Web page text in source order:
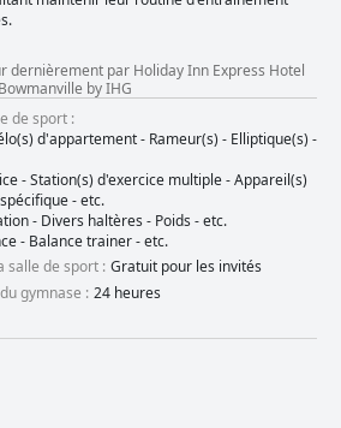
des hébergements. **Propreté** :
sont la marque de fabrique de cet hôtel,
et un personnel d'entretien amical
Bien que quelques clients aient noté des
la propreté des moquettes, l'impression
avec des installations propres contribuant à
son professionnalisme et sa volonté
exceptionnel s'étend de la réception aux
d'entretien ménager, améliorant l'expérience
une atmosphère accueillante.
suscite des réactions variées, de
la piscine et le bain à remous propres et
les familles avec enfants. Quelques
d'entretien ont été notés, tels que l'odeur de
occasionnels en matière de propreté, mais
populaire et agréable pour de nombreux
matelas et les nombreux oreillers. Les lits
dernièrement par Holiday Inn Express Hotel
by IHG
de sport :
d'appartement - Rameur(s) - Elliptique(s) -
- Station(s) d'exercice multiple - Appareil(s)
- etc.
- Divers haltères - Poids - etc.
- Balance trainer - etc.
salle de sport : Gratuit pour les invités
gymnase : 24 heures